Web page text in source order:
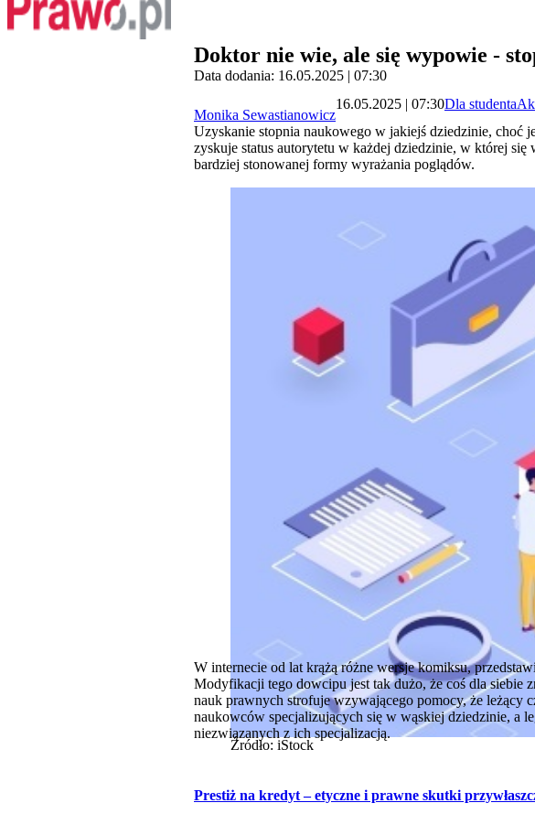
Doktor nie wie, ale się wypowie -
Data dodania: 16.05.2025 | 07:30
Monika Sewastianowicz
16.05.2025 | 07:30Dla studenta
Uzyskanie stopnia naukowego w jakiejś dziedzinie, choć
zyskuje status autorytetu w każdej dziedzinie, w której
bardziej stonowanej formy wyrażania poglądów.
Źródło: iStock
W internecie od lat krążą różne wersje komiksu,
Modyfikacji tego dowcipu jest tak dużo, że coś dla siebie
nauk prawnych strofuje wzywającego pomocy, że leżący
naukowców specjalizujących się w wąskiej dziedzinie, a
niezwiązanych z ich specjalizacją.
Prestiż na kredyt – etyczne i prawne skutki